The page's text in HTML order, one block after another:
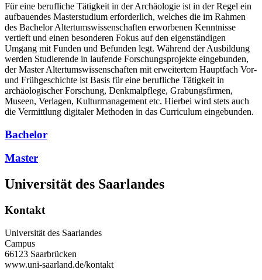
Für eine berufliche Tätigkeit in der Archäologie ist in der Regel ein
aufbauendes Masterstudium erforderlich, welches die im Rahmen
des Bachelor Altertumswissenschaften erworbenen Kenntnisse
vertieft und einen besonderen Fokus auf den eigenständigen
Umgang mit Funden und Befunden legt. Während der Ausbildung
werden Studierende in laufende Forschungsprojekte eingebunden,
der Master Altertumswissenschaften mit erweitertem Hauptfach Vor-
und Frühgeschichte ist Basis für eine berufliche Tätigkeit in
archäologischer Forschung, Denkmalpflege, Grabungsfirmen,
Museen, Verlagen, Kulturmanagement etc. Hierbei wird stets auch
die Vermittlung digitaler Methoden in das Curriculum eingebunden.
Bachelor
Master
Universität des Saarlandes
Kontakt
Universität des Saarlandes
Campus
66123 Saarbrücken
www.uni-saarland.de/kontakt